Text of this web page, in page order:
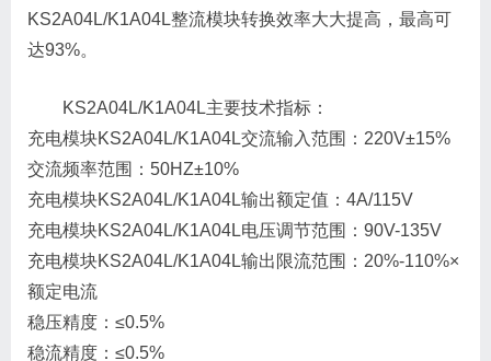
KS2A04L/K1A04L整流模块转换效率大大提高，最高可
达93%。
KS2A04L/K1A04L主要技术指标：
充电模块KS2A04L/K1A04L交流输入范围：220V±15%
交流频率范围：50HZ±10%
充电模块KS2A04L/K1A04L输出额定值：4A/115V
充电模块KS2A04L/K1A04L电压调节范围：90V-135V
充电模块KS2A04L/K1A04L输出限流范围：20%-110%×
额定电流
稳压精度：≤0.5%
稳流精度：≤0.5%